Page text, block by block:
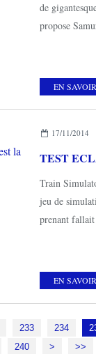
de
propose
EN
17/11/2014
Train
jeu de
prenant
EN
233 234
240 250
> >>